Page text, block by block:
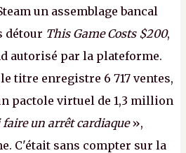
un assemblage bancal
détour This Game Costs $200,
autorisé par la plateforme.
titre enregistre 6 717 ventes,
pactole virtuel de 1,3 million
un arrêt cardiaque»,
C'était sans compter sur la